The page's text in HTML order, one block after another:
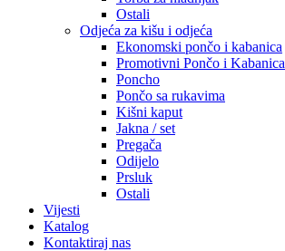
Ostali
Odjeća za kišu i odjeća
Ekonomski pončo i kabanica
Promotivni Pončo i Kabanica
Poncho
Pončo sa rukavima
Kišni kaput
Jakna / set
Pregača
Odijelo
Prsluk
Ostali
Vijesti
Katalog
Kontaktiraj nas